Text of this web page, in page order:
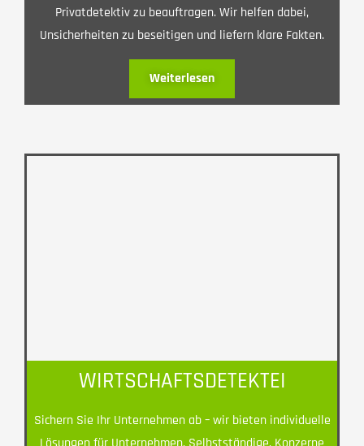
Privatdetektiv zu beauftragen. Wir helfen dabei,
Unsicherheiten zu beseitigen und liefern klare Fakten.
Weiterlesen
WIRTSCHAFTSDETEKTEI
Sichern Sie Ihr Unternehmen ab – wir bieten individuelle